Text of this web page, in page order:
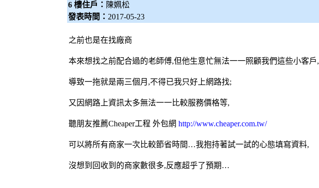
6 樓住戶： 陳姵松
發表時間： 2017-05-23
之前也是在找廠商
本來想找之前配合過的老師傅,但他生意忙無法一一照顧我們這些小客戶,
導致一拖就是兩三個月,不得已我只好上網路找;
又因網路上資訊太多無法一一比較服務價格等,
聽朋友推薦Cheaper工程 外包網 http://www.cheaper.com.tw/
可以將所有商家一次比較節省時間…我抱持著試一試的心態填寫資料,
沒想到回收到的商家數很多,反應超乎了預期…